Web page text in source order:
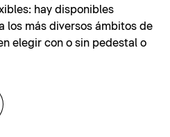
hay disponibles
los más diversos ámbitos de
elegir con o sin pedestal o